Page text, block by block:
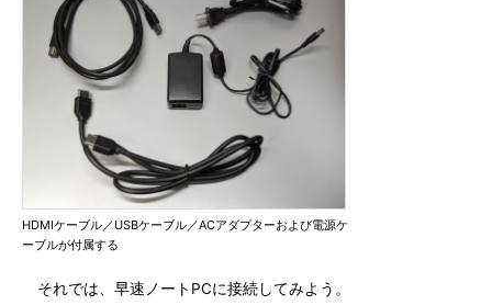
HDMIケーブル／USBケーブル／ACアダプターおよび電源ケ
ーブルが付属する
それでは、早速ノートPCに接続してみよう。